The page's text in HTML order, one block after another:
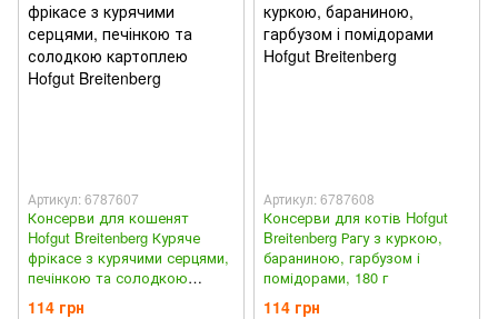
Артикул: 6787607
Консерви для кошенят
Hofgut Breitenberg Куряче
фрікасе з курячими серцями,
печінкою та солодкою
картоплею, 180 г
114 грн
Артикул: 6787608
Консерви для котів Hofgut
Breitenberg Рагу з куркою,
бараниною, гарбузом і
помідорами, 180 г
114 грн